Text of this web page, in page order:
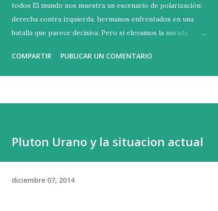
todos El mundo nos muestra un escenario de polarización:
derecha contra izquierda, hermanos enfrentados en una
batalla que parece decisiva. Pero si elevamos la mirada,
esencial se libra arriba, en las alturas donde se concentra la
y el 0,01 % , una élite diminuta, acumula fortunas capaces
crea. El peligro proviene de la plutocracia , esa forma de
COMPARTIR PUBLICAR UN COMENTARIO
Pluton Urano y la situacion actual
diciembre 07, 2014